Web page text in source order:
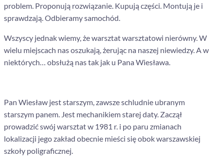
problem. Proponują rozwiązanie. Kupują części. Montują je i
sprawdzają. Odbieramy samochód.
Wszyscy jednak wiemy, że warsztat warsztatowi nierówny. W
wielu miejscach nas oszukają, żerując na naszej niewiedzy. A w
niektórych… obsłużą nas tak jak u Pana Wiesława.
Pan Wiesław jest starszym, zawsze schludnie ubranym
starszym panem. Jest mechanikiem starej daty. Zaczął
prowadzić swój warsztat w 1981 r. i po paru zmianach
lokalizacji jego zakład obecnie mieści się obok warszawskiej
szkoły poligraficznej.